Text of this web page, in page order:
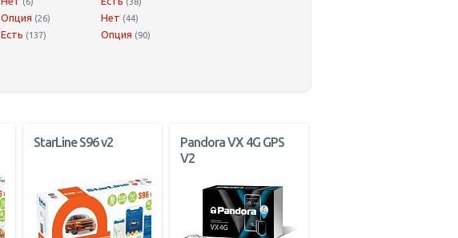
Опция (26)
Есть (137)
Нет (44)
Опция (90)
StarLine S96 v2
Pandora VX 4G GPS
V2